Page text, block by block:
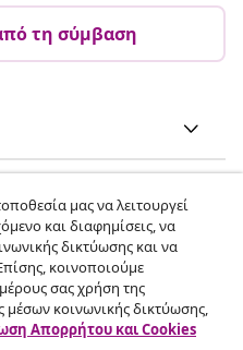
τη σύμβαση
μας να λειτουργεί
και διαφημίσεις, να
δικτύωσης και να
κοινοποιούμε
σας χρήση της
μέσων κοινωνικής δικτύωσης,
Απορρήτου και Cookies